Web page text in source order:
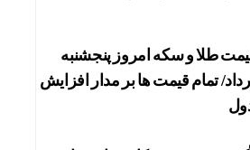
طلا و سکه امروز پنجشنبه
تمام قیمت ها بر مدار افزایش